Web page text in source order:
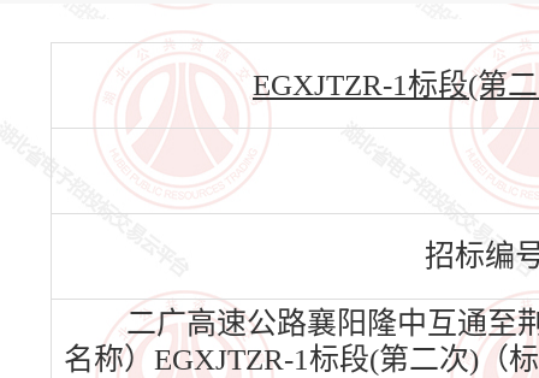
EGXJTZR-1标段(第
招标编
二广高速公路襄阳隆中互通至
名称）EGXJTZR-1标段(第二次)（